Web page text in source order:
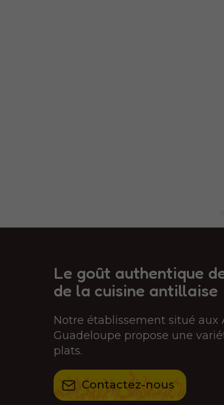
Le goût authentique
de la cuisine antillaise
Notre établissement situé aux
Guadeloupe propose une
plats.
Contactez-nous